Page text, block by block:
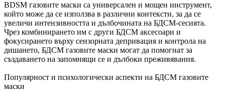
BDSM газовите маски са универсален и мощен инструмент,
който може да се използва в различни контексти, за да се
увеличи интензивността и дълбочината на БДСМ-сесията.
Чрез комбинирането им с други БДСМ аксесоари и
фокусирането върху сензорната депривация и контрола на
дишането, БДСМ газовите маски могат да помогнат за
създаването на запомнящи се и дълбоки преживявания.
Популярност и психологически аспекти на БДСМ газовите
маски